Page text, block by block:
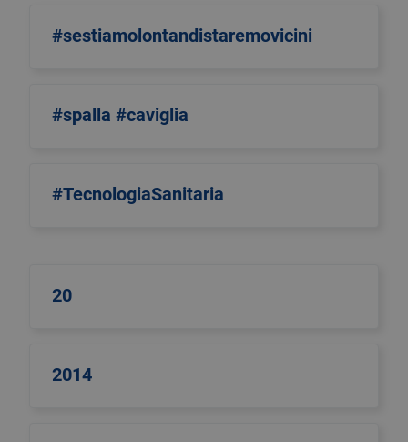
#sestiamolontandistaremovicini
#spalla #caviglia
#TecnologiaSanitaria
20
2014